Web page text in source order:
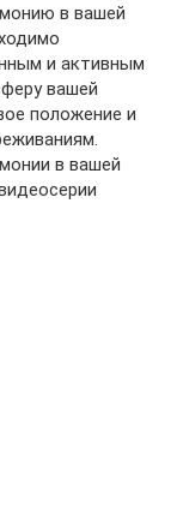
в вашей
и активным
вашей
положение и
в вашей